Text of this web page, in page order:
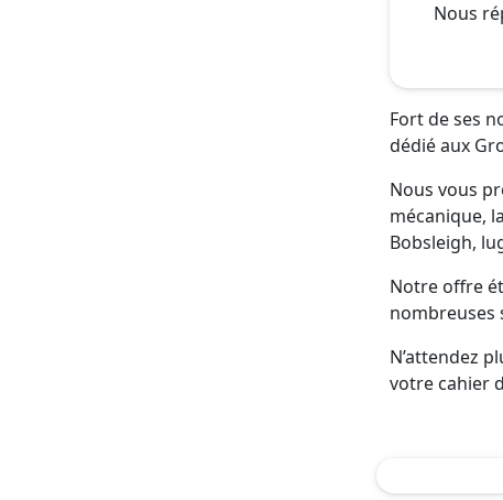
Nous
Fort de ses
dédié aux
Nous vous
mécanique,
Bobsleigh,
Notre offre
nombreuses
N’attendez
votre cahier